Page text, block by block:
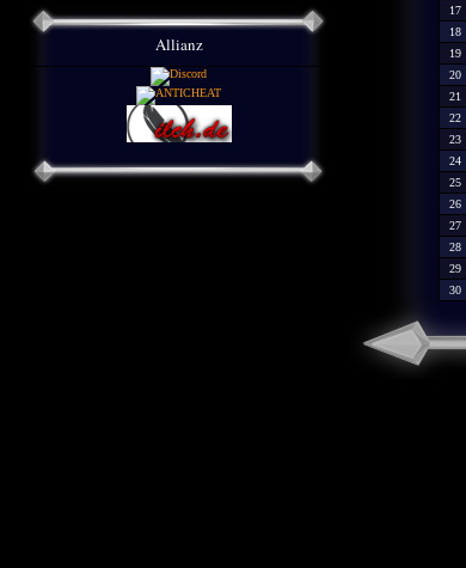
Allianz
17
18
19
20
21
22
23
24
25
26
27
28
29
30